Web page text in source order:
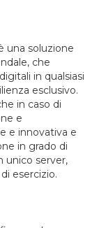
una soluzione
che
in qualsiasi
esclusivo.
in caso di
e
e innovativa e
in grado di
unico server,
esercizio.